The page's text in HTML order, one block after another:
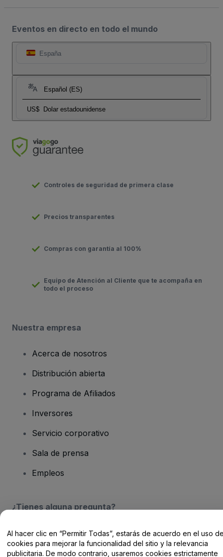
Eventos en directo en todo el mundo
España
Español (ES)
US$ Dolar estadounidense
Controles de seguridad de primera clase
Precios transparentes
Compras con garantía al 100%
Equipo de Atención al Cliente que te acompaña en
todo el proceso
Nuestra empresa
Acerca de nosotros
Distribución abierta
Programa de Afiliados
Inversores
Servicio corporativo
Sala de prensa
Empleos
¿Tienes alguna pregunta?
Centro de Ayuda / Contacto
Al hacer clic en “Permitir Todas”, estarás de acuerdo en el uso
cookies para mejorar la funcionalidad del sitio y la relevancia
publicitaria. De modo contrario, usaremos cookies estrictamente